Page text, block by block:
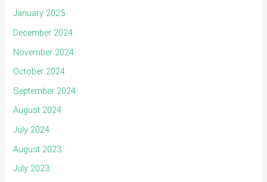
January 2025
December 2024
November 2024
October 2024
September 2024
August 2024
July 2024
August 2023
July 2023